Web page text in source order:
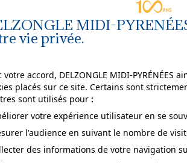
arrachable
droit.
MIDI-
vie privée.
votre accord, DELZONGLE MIDI-PYRÉNÉES
placés sur ce site. Certains sont
sont utilisés pour :
votre expérience utilisateur en se
l'audience en suivant le nombre de
des informations de votre navigation